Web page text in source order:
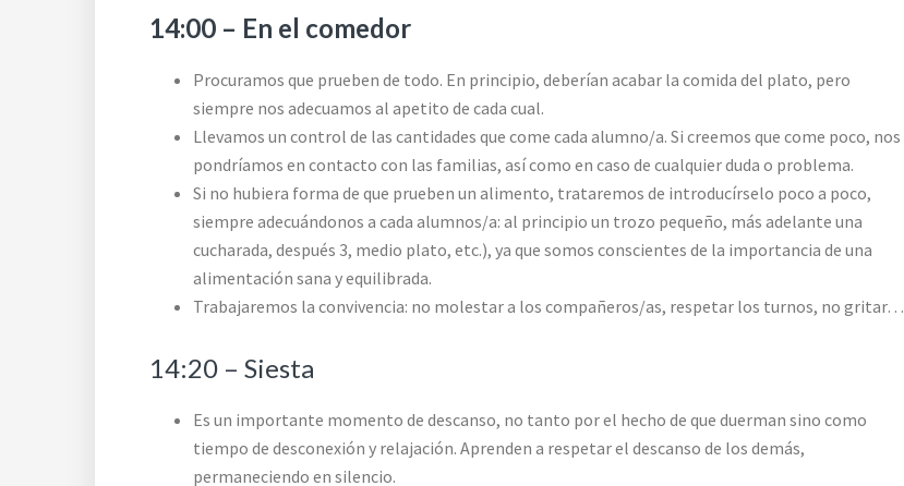
14:00 – En el comedor
Procuramos que prueben de todo. En principio, deberían acabar la comida del plato, pero
siempre nos adecuamos al apetito de cada cual.
Llevamos un control de las cantidades que come cada alumno/a. Si creemos que come poco, nos
pondríamos en contacto con las familias, así como en caso de cualquier duda o problema.
Si no hubiera forma de que prueben un alimento, trataremos de introducírselo poco a poco,
siempre adecuándonos a cada alumnos/a: al principio un trozo pequeño, más adelante una
cucharada, después 3, medio plato, etc.), ya que somos conscientes de la importancia de una
alimentación sana y equilibrada.
Trabajaremos la convivencia: no molestar a los compañeros/as, respetar los turnos, no gritar…
14:20 – Siesta
Es un importante momento de descanso, no tanto por el hecho de que duerman sino como
tiempo de desconexión y relajación. Aprenden a respetar el descanso de los demás,
permaneciendo en silencio.